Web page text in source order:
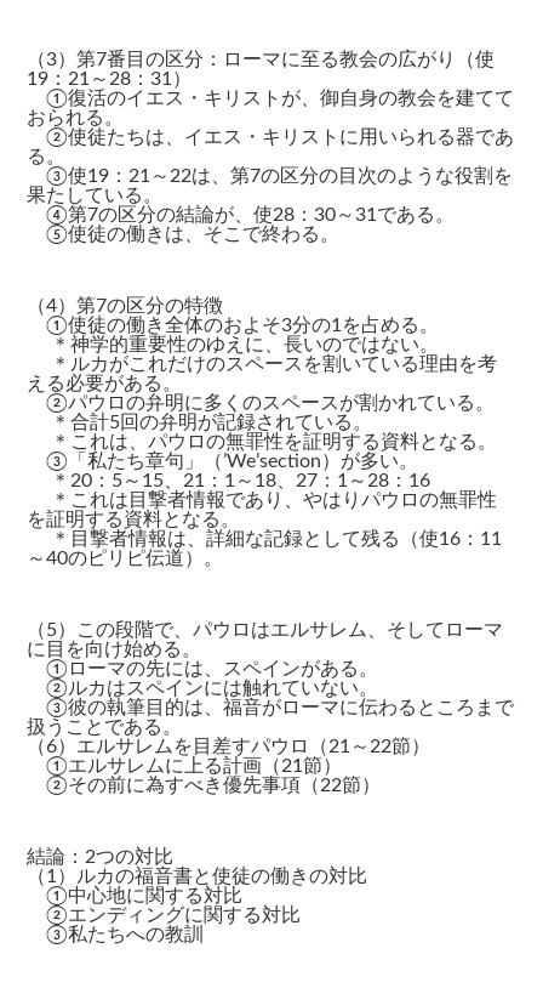
（3）第7番目の区分：ローマに至る教会の広がり（使
19：21～28：31）
①復活のイエス・キリストが、御自身の教会を建てて
おられる。
②使徒たちは、イエス・キリストに用いられる器であ
る。
③使19：21～22は、第7の区分の目次のような役割を
果たしている。
④第7の区分の結論が、使28：30～31である。
⑤使徒の働きは、そこで終わる。
（4）第7の区分の特徴
①使徒の働き全体のおよそ3分の1を占める。
＊神学的重要性のゆえに、長いのではない。
＊ルカがこれだけのスペースを割いている理由を考
える必要がある。
②パウロの弁明に多くのスペースが割かれている。
＊合計5回の弁明が記録されている。
＊これは、パウロの無罪性を証明する資料となる。
③「私たち章句」（’We’section）が多い。
＊20：5～15、21：1～18、27：1～28：16
＊これは目撃者情報であり、やはりパウロの無罪性
を証明する資料となる。
＊目撃者情報は、詳細な記録として残る（使16：11
～40のピリピ伝道）。
（5）この段階で、パウロはエルサレム、そしてローマ
に目を向け始める。
①ローマの先には、スペインがある。
②ルカはスペインには触れていない。
③彼の執筆目的は、福音がローマに伝わるところまで
扱うことである。
（6）エルサレムを目差すパウロ（21～22節）
①エルサレムに上る計画（21節）
②その前に為すべき優先事項（22節）
結論：2つの対比
（1）ルカの福音書と使徒の働きの対比
①中心地に関する対比
②エンディングに関する対比
③私たちへの教訓